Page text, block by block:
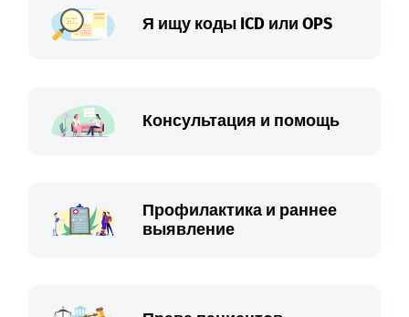
Я ищу коды ICD или OPS
Консультация и помощь
Профилактика и раннее
выявление